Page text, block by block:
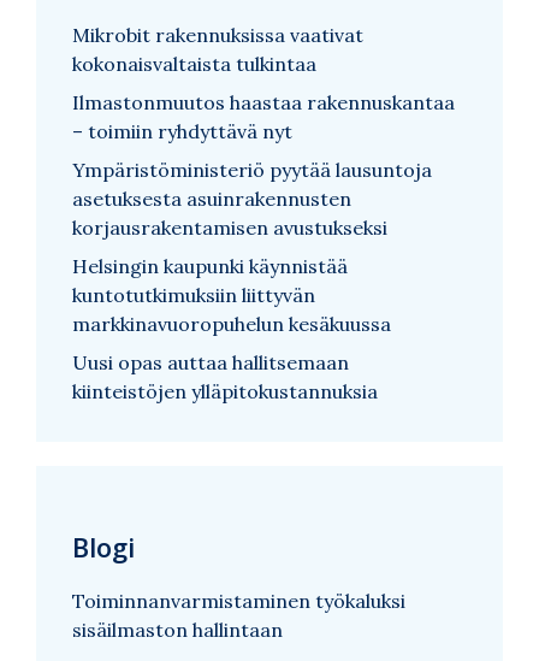
Mikrobit rakennuksissa vaativat
kokonaisvaltaista tulkintaa
Ilmastonmuutos haastaa rakennuskantaa
– toimiin ryhdyttävä nyt
Ympäristöministeriö pyytää lausuntoja
asetuksesta asuinrakennusten
korjausrakentamisen avustukseksi
Helsingin kaupunki käynnistää
kuntotutkimuksiin liittyvän
markkinavuoropuhelun kesäkuussa
Uusi opas auttaa hallitsemaan
kiinteistöjen ylläpitokustannuksia
Blogi
Toiminnanvarmistaminen työkaluksi
sisäilmaston hallintaan